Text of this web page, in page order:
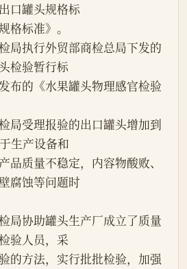
口罐头规格标
格标准》。
检验暂行标
布的《水果罐头物理感官检验
生产设备和
品质量不稳定，内容物酸败、
腐蚀等问题时
验人员，采
的方法，实行批批检验，加强